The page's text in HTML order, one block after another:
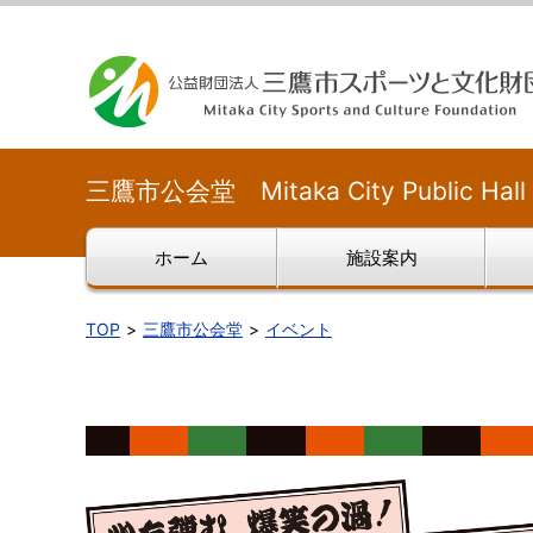
三鷹市公会堂 Mitaka City Public Hall
ホーム 施設案内
TOP 三鷹市公会堂 イベント